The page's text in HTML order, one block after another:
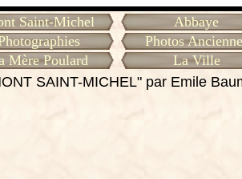
Saint-Michel
Abbaye
Photos
Mère Poulard
La Ville
SAINT-MICHEL" par Emile